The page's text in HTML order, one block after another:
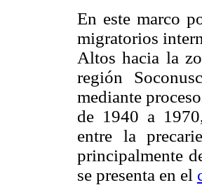
En este marco
migratorios
Altos hacia la
región
mediante
de 1940 a
entre la
principalmente
se presenta en el